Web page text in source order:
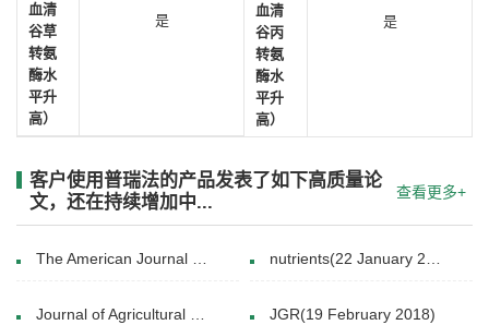
血清
谷草
转氨
酶水
平升
高）
是
血清
谷丙
转氨
酶水
平升
高）
是
客户使用普瑞法的产品发表了如下高质量论
文，还在持续增加中...
查看更多+
The American Journal of Chinese Medicine(2018) nutrients(22 January 2019)
Journal of Agricultural Science(September 2015) JGR(19 February 2018)